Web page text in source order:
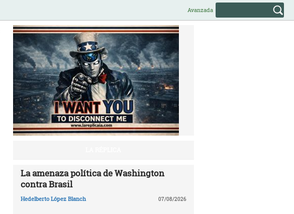
Avanzada
La amenaza política de Washington
contra Brasil
Hedelberto López Blanch 07/08/2026